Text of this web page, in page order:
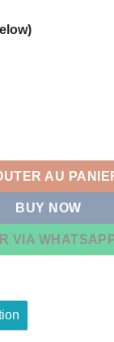
10 HD, 64Go,
AU
BUY NOW
VIA